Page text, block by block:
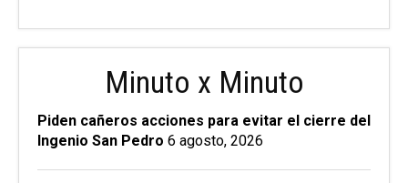
Minuto x Minuto
Piden cañeros acciones para evitar el cierre del
Ingenio San Pedro 6 agosto, 2026